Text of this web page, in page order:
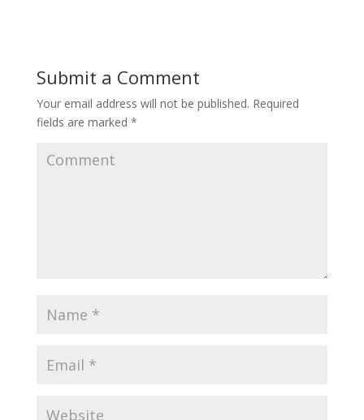
Submit a Comment
Your email address will not be published. Required
fields are marked *